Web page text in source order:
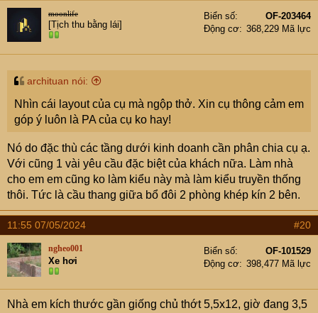
rộng, lúc thiết kế nhìn nhỏ nhưng kê đồ vào sẽ thấy
trống nhiều.
Nên để 1 khu trồng rau, gia vị nho nhỏ cạnh khu
bếp, nếu cần có thể sử dụng ngay.
chung với các đường thoát khác.
Đường thoát nước giặt, toilet, bếp cũng phải đi
riêng và không được đấu chung với nhau. Đặc biệt
nên đường ống đến bể bẫy mỡ phải lớn và thẳng
để thông cho dễ (Bẫy mỡ phải để ở bên ngoài) –
RIÊNG ĐƯỜNG ỐNG NÀY PHẢI THẲNG ĐẾN BỂ
BẪY MỠ.
Các phần thi công ngầm phải được chụp ảnh lưu
lại trước khi thi công phần che khuất (Sàn,
tường…)
Khi ngâm chống thấm thì mực nước không được
cao quá 2cm để tránh hiện tượng sức căng mặt
ngoài của nước ngăn bột xi măng thẩm thấu vào
trong các lỗ nhỏ. Các phần chống thấm cần thi công
moonlife
[Tịch thu bằng lái]
Biển số
OF-203464
Động cơ
368,229 Mã lực
archituan nói:
Nhìn cái layout của cụ mà ngộp thở. Xin cụ thông cảm em
góp ý luôn là PA của cụ ko hay!
Nó do đặc thù các tầng dưới kinh doanh cần phân chia cụ ạ.
Với cũng 1 vài yêu cầu đặc biệt của khách nữa. Làm nhà
cho em em cũng ko làm kiểu này mà làm kiểu truyền thống
thôi. Tức là cầu thang giữa bổ đôi 2 phòng khép kín 2 bên.
11:55 07/05/2024 #20
ngheo001
Xe hơi
Biển số
OF-101529
Động cơ
398,477 Mã lực
Nhà em kích thước gần giống chủ thớt 5,5x12, giờ đang 3,5